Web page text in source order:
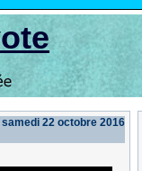
samedi 22 octobre 2016